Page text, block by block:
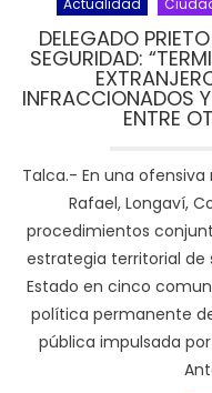
Actualidad
DELEGADO
SEGURIDAD:
INFRACCIONADOS Y
ENTRE
Talca.- En una
Rafael, Longaví,
procedimientos
estrategia territorial de
Estado en cinco
política permanente
pública impulsada